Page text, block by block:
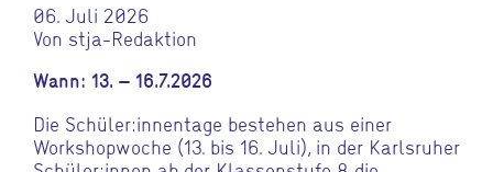
06. Juli 2026
Von stja-Redaktion
Wann: 13. – 16.7.2026
Die Schüler:innentage bestehen aus einer
Workshopwoche (13. bis 16. Juli), in der Karlsruher